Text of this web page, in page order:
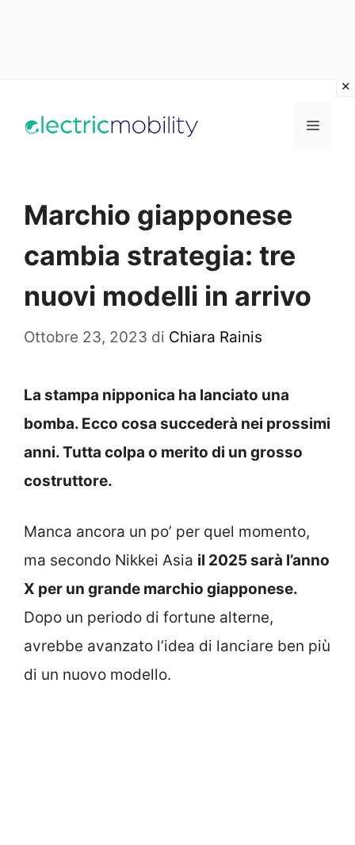
Menu
Marchio giapponese
cambia strategia: tre
nuovi modelli in arrivo
Ottobre 23, 2023 di Chiara Rainis
La stampa nipponica ha lanciato una
bomba. Ecco cosa succederà nei prossimi
anni. Tutta colpa o merito di un grosso
costruttore.
Manca ancora un po’ per quel momento,
ma secondo Nikkei Asia il 2025 sarà l’anno
X per un grande marchio giapponese.
Dopo un periodo di fortune alterne,
avrebbe avanzato l’idea di lanciare ben più
di un nuovo modello.